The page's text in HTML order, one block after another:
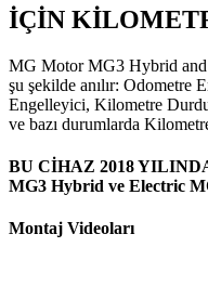
İÇİN
MG Motor MG3 Hybrid
şu şekilde anılır: Odometre
Engelleyici, Kilometre
ve bazı durumlarda
BU CİHAZ 2018
MG3 Hybrid ve Electric
Montaj Videoları